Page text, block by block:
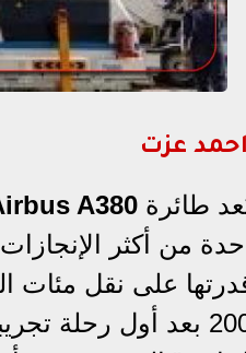
احمد عزت
طائرة A380
من أكثر
على نقل مئات